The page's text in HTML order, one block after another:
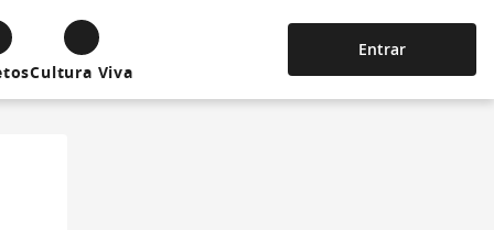
Cultura Viva
Entrar